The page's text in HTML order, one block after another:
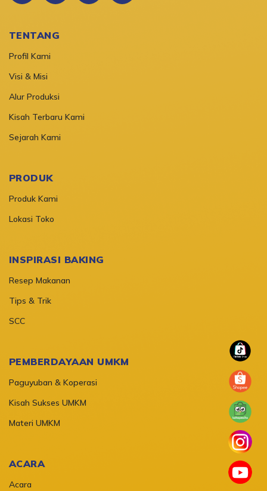
TENTANG
Profil Kami
Visi & Misi
Alur Produksi
Kisah Terbaru Kami
Sejarah Kami
PRODUK
Produk Kami
Lokasi Toko
INSPIRASI BAKING
Resep Makanan
Tips & Trik
SCC
PEMBERDAYAAN UMKM
Paguyuban & Koperasi
Kisah Sukses UMKM
Materi UMKM
ACARA
Acara